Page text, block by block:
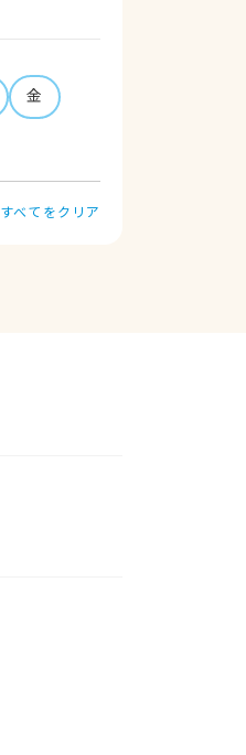
金
すべてをクリア